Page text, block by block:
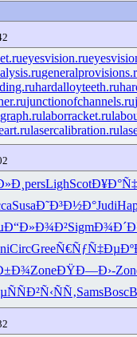
eyesvision.ru
hardalloyteeth.ru
junctionofchannels.ru
laborracket.ru
lasercalibration.ru
persLighScot
SusaÐ˜Ð³Ð½Ð°Judi
Ð“Ð»Ð¾Ð²Sigm
CircGreeÑ€ÑƒÑ‡Ðµ
ZoneÐŸÐ—Ð›-
Ð²Ñ‹ÑÑ‚SamsBosc